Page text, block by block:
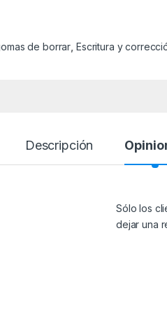
de borrar Escritura y
Descripción
Sólo los
dejar una